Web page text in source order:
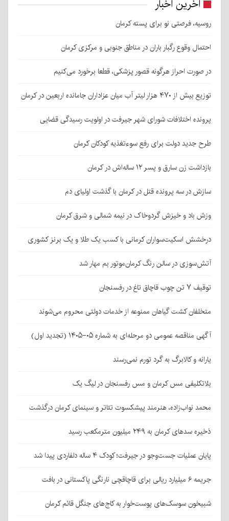
آخرین اخبار
روسیه، فرصتی نو برای پسته کرمان
احتمال وقوع رگبار باران در مناطق جنوبی و مرکزی کرمان
در صورت احراز هرگونه قصور پزشکی، قطعا برخورد می‌کنیم
توزیع بیش از ۴۷۰ هزار لیتر آب میان عزاداران جامانده اربعین در کرمان
پرونده اختلافات شورای شهر جیرفت در اولویت رسیدگی قضایی
طرح جدید دولت برای رفع سوءتغذیه کودکان کرمان
بازداشت زن سارق و پسر ۱۲ ساله‌اش در کرمان
سازش در سه پرونده قتل در کرمان با گذشت اولیای دم
وزش باد و خیزش گردوخاک در نیمه شمالی و شرق کرمان
درخشش اسکیت‌سواران کرمانی با کسب یک طلا و یک برنز کشوری
آتش‌سوزی در سالن رنگ کرمان‌موتور بم مهار شد
توقیف ۷ تن چوب قاچاق تاغ در رفسنجان
متخلفان کشت گیاهان ممنوعه از خدمات دولتی محروم می‌شوند
آگهی مناقصه عمومی دو مرحله‌ای به شماره ۰۵-۱۴۰۵ (تجدید اول)
یارانه و کالابرگ به گرد تورم نمی‌رسند
بلاتکلیفی مس کرمان و مس رفسنجان در لیگ یک
محمد نواب‌زاده، هنرمند پیشکسوت تئاتر و سینمای کرمان درگذشت
ذخیره سدهای کرمان به ۲۴۹ میلیون مترمکعب رسید
پایان عملیات جست‌وجو در جیرفت؛ کودک ۴ ساله دلفاردی پیدا شد
جریمه ۶ میلیارد ریالی برای قاچاقچی نارنگی پاکستانی در بافت
شبیخون سوسک‌های پوست‌خوار به کاج‌های جنگل قائم کرمان